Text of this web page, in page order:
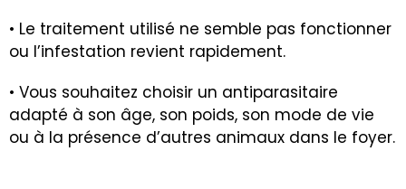
• Le traitement utilisé ne semble pas fonctionner
ou l’infestation revient rapidement.
• Vous souhaitez choisir un antiparasitaire
adapté à son âge, son poids, son mode de vie
ou à la présence d’autres animaux dans le foyer.